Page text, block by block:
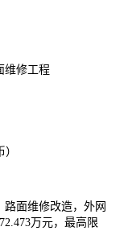
维修工程
面维修改造，外网
万元，最高限